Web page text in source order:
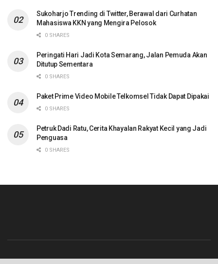
Sukoharjo Trending di Twitter, Berawal dari Curhatan
Mahasiswa KKN yang Mengira Pelosok
0 SHARES
Peringati Hari Jadi Kota Semarang, Jalan Pemuda Akan
Ditutup Sementara
0 SHARES
Paket Prime Video Mobile Telkomsel Tidak Dapat Dipakai
0 SHARES
Petruk Dadi Ratu, Cerita Khayalan Rakyat Kecil yang Jadi
Penguasa
0 SHARES